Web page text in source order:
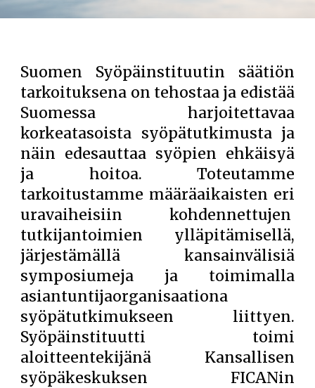
Suomen Syöpäinstituutin säätiön
tarkoituksena on tehostaa ja edistää
Suomessa harjoitettavaa
korkeatasoista syöpätutkimusta ja
näin edesauttaa syöpien ehkäisyä
ja hoitoa. Toteutamme
tarkoitustamme määräaikaisten eri
uravaiheisiin kohdennettujen
tutkijantoimien ylläpitämisellä,
järjestämällä kansainvälisiä
symposiumeja ja toimimalla
asiantuntijaorganisaationa
syöpätutkimukseen liittyen.
Syöpäinstituutti toimi
aloitteentekijänä Kansallisen
syöpäkeskuksen FICANin